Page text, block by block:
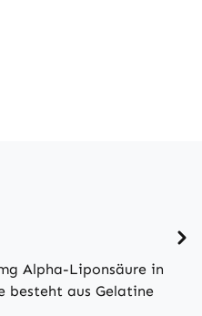
Alpha-Liponsäure in
besteht aus Gelatine